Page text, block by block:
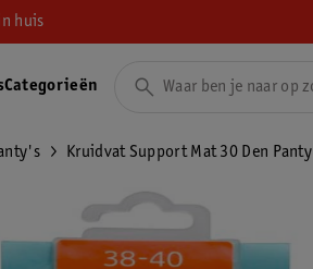
huis
Categorieën
Kruidvat Support Mat 30 Den Panty